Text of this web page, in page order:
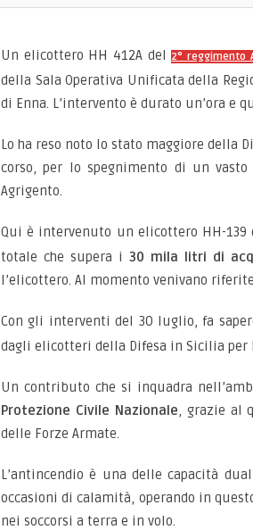
Un elicottero HH 412A del2° reggimento
della Sala Operativa Unificata della
di Enna. L’intervento è durato un’ora e
Lo ha reso noto lo stato maggiore della
corso, per lo spegnimento di un
Agrigento.
Qui è intervenuto un elicottero HH-139
totale che supera i30 mila litri di
l’elicottero. Al momento venivano
Con gli interventi del 30 luglio, fa
dagli elicotteri della Difesa in Sicilia
Un contributo che si inquadra
Protezione Civile Nazionale, grazie al
delle Forze Armate.
L’antincendio è una delle capacità
occasioni di calamità, operando in
nei soccorsi a terra e in volo.